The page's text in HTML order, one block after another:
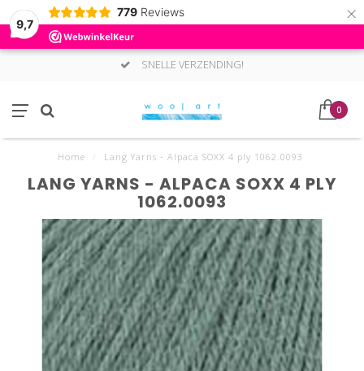
9,7
779 Reviews ×
SNELLE VERZENDING!
0
Home Lang Yarns - Alpaca SOXX 4 ply 1062.0093
LANG YARNS - ALPACA SOXX 4 PLY
1062.0093